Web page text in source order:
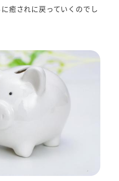
癒されに戻っていくのでし